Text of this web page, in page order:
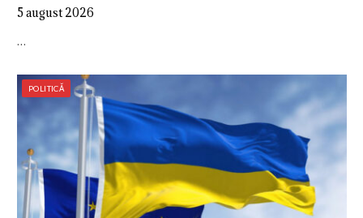
5 august 2026
…
POLITICĂ